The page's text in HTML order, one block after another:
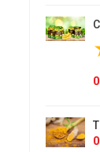
Sấy Giòn Yên
Bột Nghệ Bắc Kạn